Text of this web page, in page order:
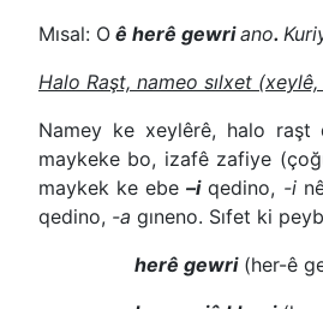
Mısal: O ê herê gewriano.
Halo Raşt, nameo sılxet
Namey ke xeylêrê, halo raşt
maykeke bo, izafê zafiye
maykek ke ebe–iqedino, -i
qedino, -a gıneno. Sıfet ki
herê gewri(her-ê